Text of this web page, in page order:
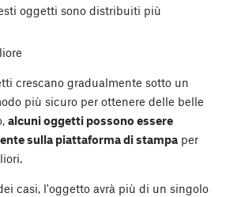
oggetti sono distribuiti più
crescano gradualmente sotto un
più sicuro per ottenere delle belle
alcuni oggetti possono essere
sulla piattaforma di stampa per
casi, l'oggetto avrà più di un singolo